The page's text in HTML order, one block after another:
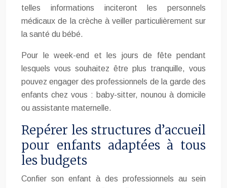
telles informations inciteront les personnels
médicaux de la crèche à veiller particulièrement sur
la santé du bébé.
Pour le week-end et les jours de fête pendant
lesquels vous souhaitez être plus tranquille, vous
pouvez engager des professionnels de la garde des
enfants chez vous : baby-sitter, nounou à domicile
ou assistante maternelle.
Repérer les structures d’accueil
pour enfants adaptées à tous
les budgets
Confier son enfant à des professionnels au sein